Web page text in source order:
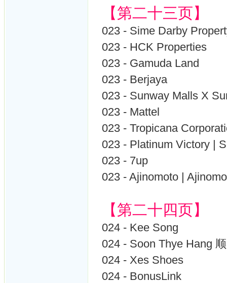
【第二十三页】
023 - Sime Darby
023 - HCK Properties
023 - Gamuda Land
023 - Berjaya
023 - Sunway Malls X
023 - Mattel
023 - Tropicana
023 - Platinum Victory |
023 - 7up
023 - Ajinomoto |
【第二十四页】
024 - Kee Song
024 - Soon Thye Hang
024 - Xes Shoes
024 - BonusLink